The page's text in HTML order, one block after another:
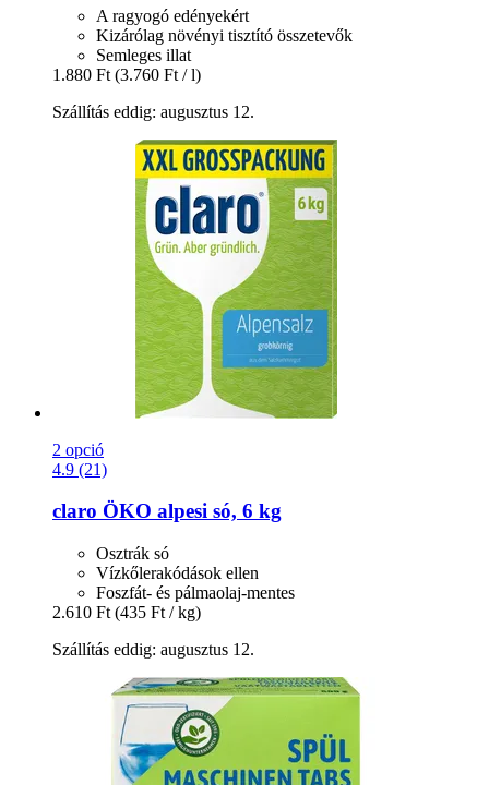
A ragyogó edényekért
Kizárólag növényi tisztító összetevők
Semleges illat
1.880 Ft (3.760 Ft / l)
Szállítás eddig: augusztus 12.
2 opció
4.9 (21)
claro ÖKO alpesi só, 6 kg
Osztrák só
Vízkőlerakódások ellen
Foszfát- és pálmaolaj-mentes
2.610 Ft (435 Ft / kg)
Szállítás eddig: augusztus 12.